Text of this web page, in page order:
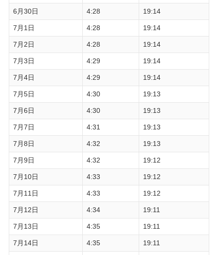
6月30日 4:28 19:14
7月1日 4:28 19:14
7月2日 4:28 19:14
7月3日 4:29 19:14
7月4日 4:29 19:14
7月5日 4:30 19:13
7月6日 4:30 19:13
7月7日 4:31 19:13
7月8日 4:32 19:13
7月9日 4:32 19:12
7月10日 4:33 19:12
7月11日 4:33 19:12
7月12日 4:34 19:11
7月13日 4:35 19:11
7月14日 4:35 19:11